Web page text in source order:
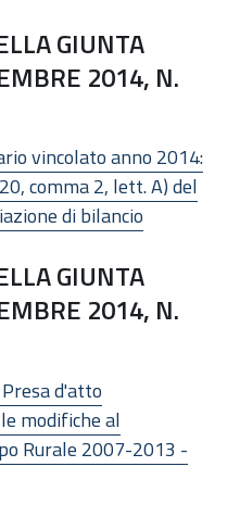
GIUNTA
2014, N.
vincolato anno 2014:
comma 2, lett. A) del
di bilancio
GIUNTA
2014, N.
d'atto
modifiche al
Rurale 2007-2013 -